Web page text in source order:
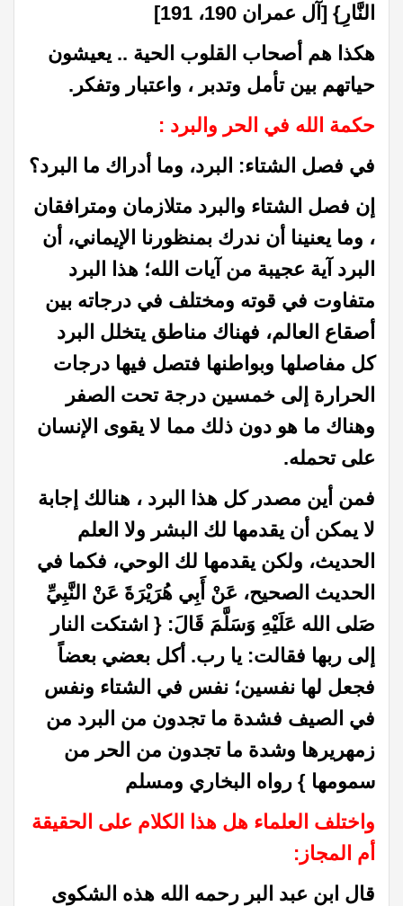
النَّارِ} [آل عمران 190، 191]
هكذا هم أصحاب القلوب الحية .. يعيشون
حياتهم بين تأمل وتدبر ، واعتبار وتفكر.
حكمة الله في الحر والبرد :
في فصل الشتاء: البرد، وما أدراك ما البرد؟
إن فصل الشتاء والبرد متلازمان ومترافقان
، وما يعنينا أن ندرك بمنظورنا الإيماني، أن
البرد آية عجيبة من آيات الله؛ هذا البرد
متفاوت في قوته ومختلف في درجاته بين
أصقاع العالم، فهناك مناطق يتخلل البرد
كل مفاصلها وبواطنها فتصل فيها درجات
الحرارة إلى خمسين درجة تحت الصفر
وهناك ما هو دون ذلك مما لا يقوى الإنسان
على تحمله.
فمن أين مصدر كل هذا البرد ، هنالك إجابة
لا يمكن أن يقدمها لك البشر ولا العلم
الحديث، ولكن يقدمها لك الوحي، فكما في
الحديث الصحيح، عَنْ أَبِي هُرَيْرَةَ عَنْ النَّبِيِّ
صَلى الله عَلَيْهِ وَسَلَّمَ قَالَ: { اشتكت النار
إلى ربها فقالت: يا رب. أكل بعضي بعضاً
فجعل لها نفسين؛ نفس في الشتاء ونفس
في الصيف فشدة ما تجدون من البرد من
زمهريرها وشدة ما تجدون من الحر من
سمومها } رواه البخاري ومسلم
واختلف العلماء هل هذا الكلام على الحقيقة
أم المجاز:
قال ابن عبد البر رحمه الله هذه الشكوى